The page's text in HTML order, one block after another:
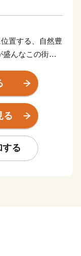
置する、自然豊
盛んなこの街
ります。 ま
以上の街で合計
いるなど、暮ら
な豊かな自然
品として提供い
る
する